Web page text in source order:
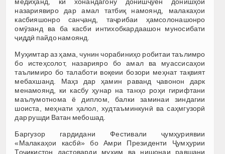
назариявиро дар амал татбиқ намоянд, малакаҳои
касбияшонро санҷанд, таҷрибаи ҳамсолонашонро
омӯзанд ва ба касби интихобкардаашон муносибати
ҷиддӣ пайдо намоянд.
Муҳимтар аз ҳама, чунин чорабиниҳо робитаи таълимро
бо истеҳсолот, назарияро бо амал ва муассисаҳои
таълимиро бо талаботи воқеии бозори меҳнат тақвият
мебахшанд. Маҳз дар ҳамин раванд ҷавонон дарк
менамоянд, ки касбу ҳунар на танҳо роҳи гирифтани
маълумотнома ё диплом, балки заминаи зиндагии
шоиста, меҳнати ҳалол, худтаъминкунӣ ва саҳмгузорӣ
дар рушди Ватан мебошад.
Баргузор гардидани Фестивали ҷумҳуриявии
«Малакаҳои касбӣ» бо Амри Президенти Ҷумҳурии
Тоҷикистон дастоварди муҳим ва нишонаи равшани